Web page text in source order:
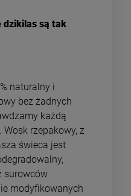
dzikilas są tak
naturalny i
bez żadnych
każdą
rzepakowy, z
świeca jest
surowców
modyfikowanych